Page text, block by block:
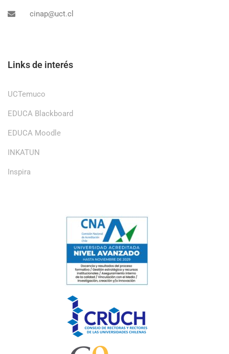
cinap@uct.cl
Links de interés
UCTemuco
EDUCA Blackboard
EDUCA Moodle
INKATUN
Inspira